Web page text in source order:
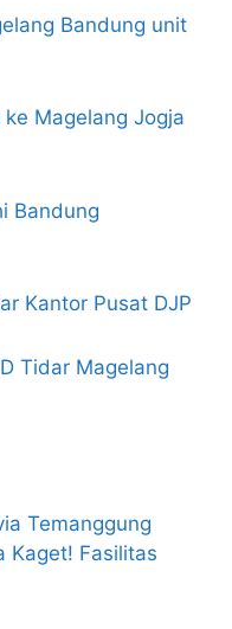
Bandung unit
Magelang Jogja
Bandung
Kantor Pusat DJP
Tidar Magelang
Temanggung
Kaget! Fasilitas